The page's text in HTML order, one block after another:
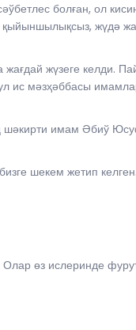
болған, ол
қыйыншылықсыз, жүдә
жүзеге келди.
ис мәзҳәббасы
шәкирти имам Әбиў
шекем жетип
өз ислеринде